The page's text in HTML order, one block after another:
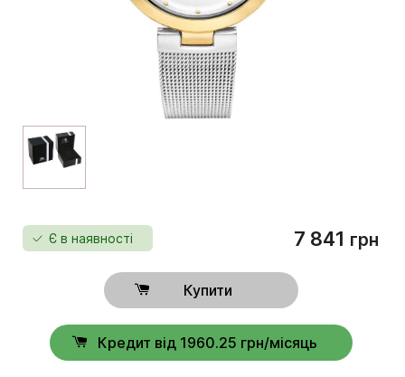
Є в наявності 7 841 грн
Купити
Кредит від 1960.25 грн/місяць